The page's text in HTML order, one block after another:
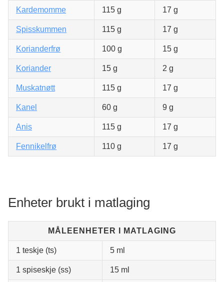
Kardemomme 115 g 17 g
Spisskummen 115 g 17 g
Korianderfrø 100 g 15 g
Koriander 15 g 2 g
Muskatnøtt 115 g 17 g
Kanel 60 g 9 g
Anis 115 g 17 g
Fennikelfrø 110 g 17 g
Enheter brukt i matlaging
MÅLEENHETER I MATLAGING
1 teskje (ts) 5 ml
1 spiseskje (ss) 15 ml